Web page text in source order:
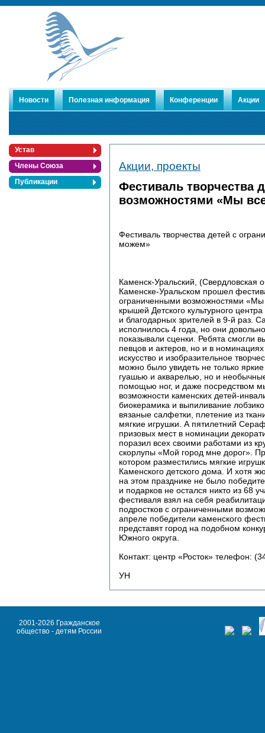
Новости Полезная информация Конференции Акции
Устав
Члены Союза
Публикации
Акции, проекты
Фестиваль творчества
возможностями «Мы
Фестиваль творчества детей с
можем»
Каменск-Уральский, (Свердловская
Каменске-Уральском прошел
ограниченными возможностями
крышей Детского культурного
и благодарных зрителей в 9-й раз.
исполнилось 4 года, но они
показывали сценки. Ребята смогли
певцов и актеров, но и в
искусство и изобразительное
можно было увидеть не только
гуашью и акварелью, но и
помощью ног, и даже посредством
возможности каменских детей-
биокерамика и выпиливание
вязаные салфетки, плетение из
мягкие игрушки. А пятилетний
призовых мест в номинации
поразил всех своими работами из
скорлупы «Мой город мне дорог».
котором разместились мягкие
Каменского детского дома. И хотя
на этом празднике не было
и подарков не остался никто из 68
фестиваля взял на себя
подростков с ограниченными
апреле победители каменского
представят город на подобном
Южного округа.
Контакт: центр «Росток» телефон:
УН
2001-2026 Гражданское
общество - детям России